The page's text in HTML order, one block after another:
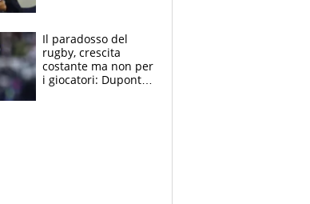
prove”
Il paradosso del
rugby, crescita
costante ma non per
i giocatori: Dupont